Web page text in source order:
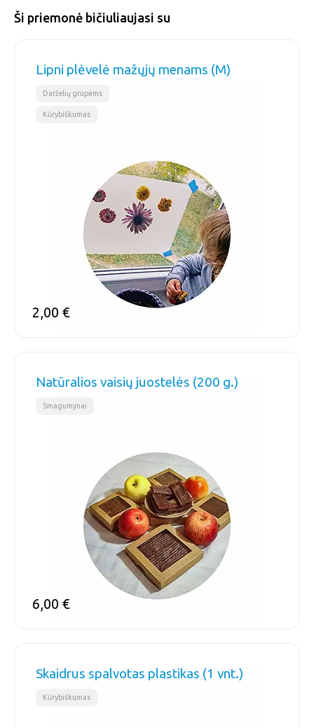
Ši priemonė bičiuliaujasi su
Lipni plėvelė mažųjų menams (M)
Darželių grupėms
Kūrybiškumas
2,00 €
Natūralios vaisių juostelės (200 g.)
Smagumynai
6,00 €
Skaidrus spalvotas plastikas (1 vnt.)
Kūrybiškumas